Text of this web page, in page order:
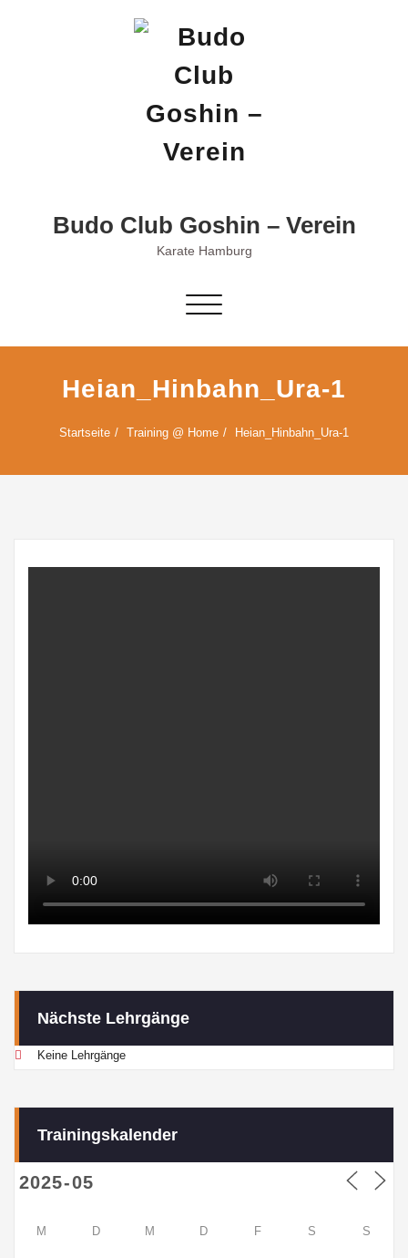
Budo Club Goshin – Verein
Karate Hamburg
Schalte
Heian_Hinbahn_Ura-1
Startseite Training @ Home Heian_Hinbahn_Ura-1
Nächste Lehrgänge
Keine Lehrgänge
Trainingskalender
M D M D F S S